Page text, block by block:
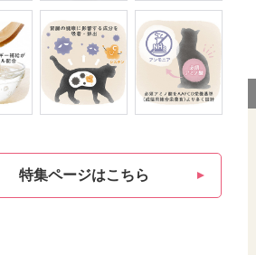
特集ページはこちら